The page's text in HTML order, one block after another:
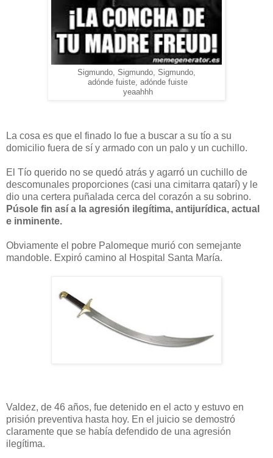
Sigmundo, Sigmundo, Sigmundo,
adónde fuiste, adónde fuiste
yeaahhh
La cosa es que el finado lo fue a buscar a su tío a su
domicilio fuera de sí y armado con un palo y un cuchillo.
El Tío querido no se quedó atrás y agarró un cuchillo de
descomunales proporciones (casi una cimitarra qatarí) y le
dio una certera puñalada cerca del corazón a su sobrino.
Púsole fin así a la agresión ilegítima, antijurídica, actual
e inminente.
Obviamente el pobre Palomeque murió con semejante
mandoble. Expiró camino al Hospital Santa María.
Valdez, de 46 años, fue detenido en el acto y estuvo en
prisión preventiva hasta hoy. En el juicio se demostró
claramente que se había defendido de una agresión
ilegítima.